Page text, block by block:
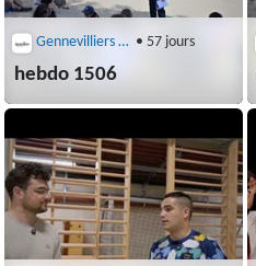
Gennevilliers (92230) • 57 jours
hebdo 1506